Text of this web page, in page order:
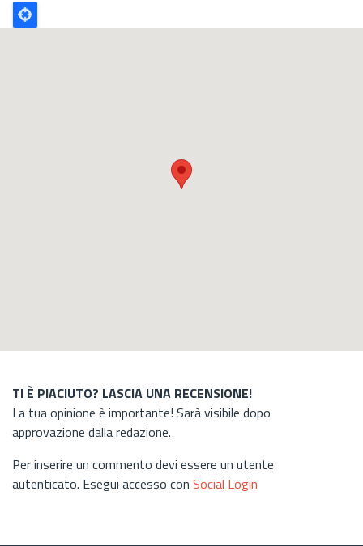
Poligono
GEO
TI È PIACIUTO? LASCIA UNA RECENSIONE!
La tua opinione è importante! Sarà visibile dopo
approvazione dalla redazione.
Per inserire un commento devi essere un utente
autenticato. Esegui accesso con Social Login